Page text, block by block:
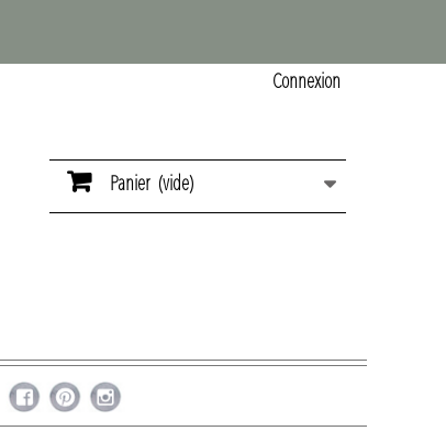
Connexion
Panier (vide)